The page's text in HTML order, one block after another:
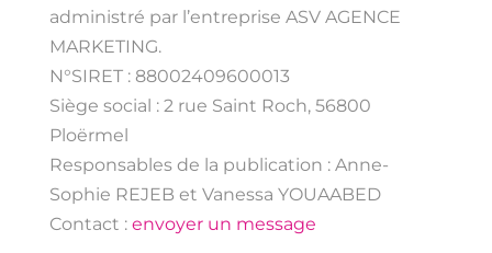
administré par l’entreprise ASV AGENCE
MARKETING.
N°SIRET : 88002409600013
Siège social : 2 rue Saint Roch, 56800
Ploërmel
Responsables de la publication : Anne-
Sophie REJEB et Vanessa YOUAABED
Contact : envoyer un message